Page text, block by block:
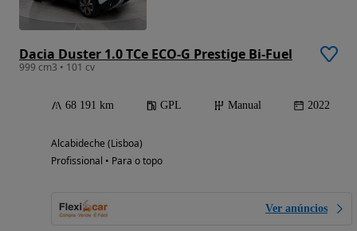
Dacia Duster 1.0 TCe ECO-G Prestige Bi-Fuel
999 cm3 • 101 cv
68 191 km GPL Manual 2022
Alcabideche (Lisboa)
Profissional • Para o topo
Ver anúncios